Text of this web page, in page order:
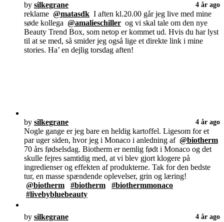
by silkegrane 4 år ago
reklame @matasdk I aften kl.20.00 går jeg live med mine
søde kollega @amalieschiller og vi skal tale om den nye
Beauty Trend Box, som netop er kommet ud. Hvis du har lyst
til at se med, så smider jeg også lige et direkte link i mine
stories. Ha’ en dejlig torsdag aften!
by silkegrane 4 år ago
Nogle gange er jeg bare en heldig kartoffel. Ligesom for et
par uger siden, hvor jeg i Monaco i anledning af @biotherm
70 års fødselsdag. Biotherm er nemlig født i Monaco og det
skulle fejres samtidig med, at vi blev gjort klogere på
ingredienser og effekten af produkterne. Tak for den bedste
tur, en masse spændende oplevelser, grin og læring!
@biotherm
#biotherm
#biothermmonaco
#livebybluebeauty
by silkegrane 4 år ago